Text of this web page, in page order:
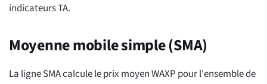
indicateurs TA.
Moyenne mobile simple (SMA)
La ligne SMA calcule le prix moyen WAXP pour l'ensemble de